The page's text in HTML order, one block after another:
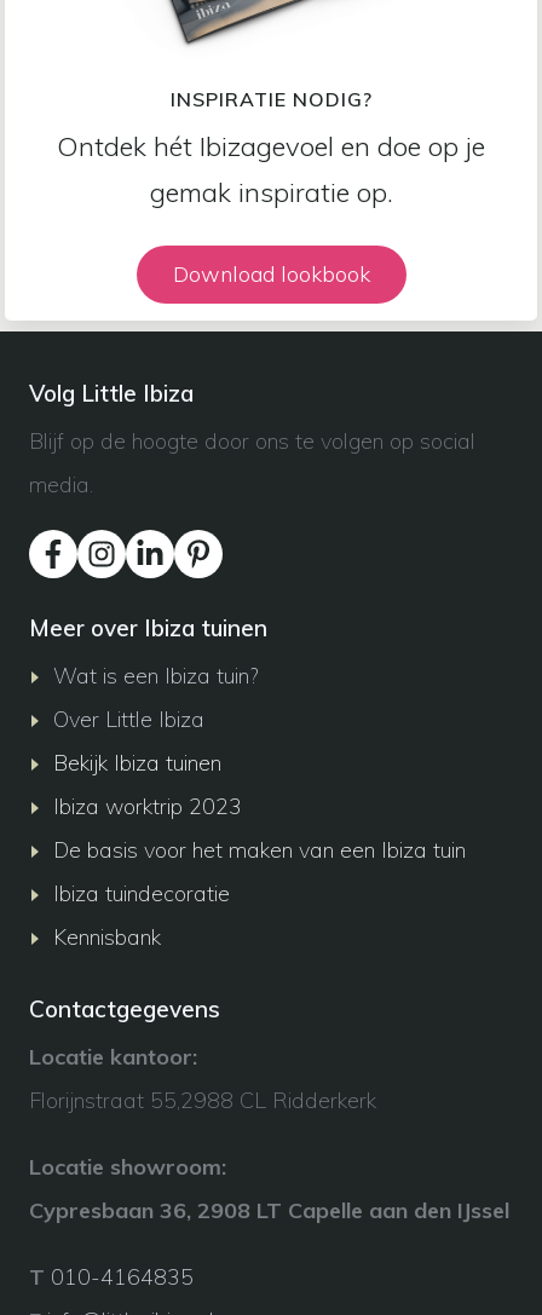
INSPIRATIE NODIG?
Ontdek hét Ibizagevoel en doe op je
gemak inspiratie op.
Download lookbook
Volg Little Ibiza
Blijf op de hoogte door ons te volgen op social
media.
Meer over Ibiza tuinen
Wat is een Ibiza tuin?
Over Little Ibiza
Bekijk Ibiza tuinen
Ibiza worktrip 2023
De basis voor het maken van een Ibiza tuin
Ibiza tuindecoratie
Kennisbank
Contactgegevens
Locatie kantoor:
Florijnstraat 55,2988 CL Ridderkerk
Locatie showroom:
Cypresbaan 36, 2908 LT Capelle aan den IJssel
T 010-4164835